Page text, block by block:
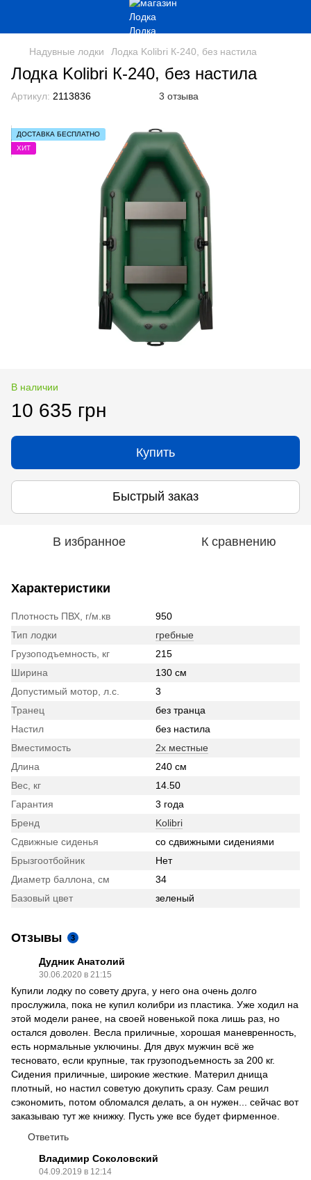
Надувные лодки Лодка Kolibri К-240, без настила
Лодка Kolibri К-240, без настила
Артикул: 2113836 3 отзыва
ДОСТАВКА БЕСПЛАТНО
ХИТ
В наличии
10 635 грн
Купить
Быстрый заказ
В избранное К сравнению
Характеристики
Плотность ПВХ, г/м.кв
950
Тип лодки
гребные
Грузоподъемность, кг
215
Ширина
130 см
Допустимый мотор, л.с.
3
Транец
без транца
Настил
без настила
Вместимость
2х местные
Длина
240 см
Вес, кг
14.50
Гарантия
3 года
Бренд
Kolibri
Сдвижные сиденья
со сдвижными сидениями
Брызгоотбойник
Нет
Диаметр баллона, см
34
Базовый цвет
зеленый
Отзывы 3
Дудник Анатолий
30.06.2020 в 21:15
Купили лодку по совету друга, у него она очень долго
прослужила, пока не купил колибри из пластика. Уже ходил на
этой модели ранее, на своей новенькой пока лишь раз, но
остался доволен. Весла приличные, хорошая маневренность,
есть нормальные уключины. Для двух мужчин всё же
тесновато, если крупные, так грузоподъемность за 200 кг.
Сидения приличные, широкие жесткие. Материл днища
плотный, но настил советую докупить сразу. Сам решил
сэкономить, потом обломался делать, а он нужен... сейчас вот
заказываю тут же книжку. Пусть уже все будет фирменное.
Ответить
Владимир Соколовский
04.09.2019 в 12:14